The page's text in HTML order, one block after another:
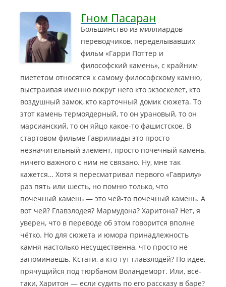
Гном Пасаран
Большинство из миллиардов
переводчиков, переделывавших
фильм «Гарри Поттер и
философский камень», с крайним
пиететом относятся к самому философскому камню,
выстраивая именно вокруг него кто экзоскелет, кто
воздушный замок, кто карточный домик сюжета. То
этот камень термоядерный, то он урановый, то он
марсианский, то он яйцо какое-то фашистское. В
стартовом фильме Гаврилиады это просто
незначительный элемент, просто почечный камень,
ничего важного с ним не связано. Ну, мне так
кажется… Хотя я пересматривал первого «Гаврилу»
раз пять или шесть, но помню только, что
почечный камень — это чей-то почечный камень. А
вот чей? Главзлодея? Мармудона? Харитона? Нет, я
уверен, что в переводе об этом говорится вполне
чётко. Но для сюжета и юмора принадлежность
камня настолько несущественна, что просто не
запоминаешь. Кстати, а кто тут главзлодей? По идее,
прячущийся под тюрбаном Воландеморт. Или, всё-
таки, Харитон — если судить по его рассказу в баре?